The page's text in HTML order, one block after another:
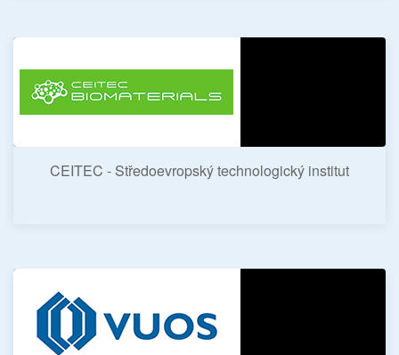
CEITEC - Středoevropský technologický institut